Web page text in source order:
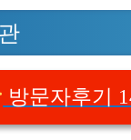
방문자후기